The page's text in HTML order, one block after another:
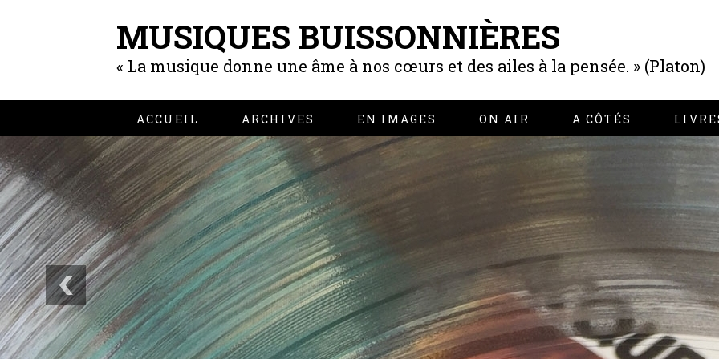
MUSIQUES BUISSONNIÈRES
« La musique donne une âme à nos cœurs et des ailes à la pensée. » (Platon)
ACCUEIL ARCHIVES EN IMAGES ON AIR A CÔTÉS